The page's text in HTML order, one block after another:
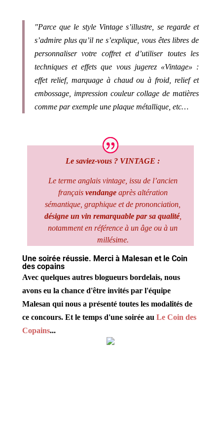
"Parce que le style Vintage s’illustre, se regarde et
s’admire plus qu’il ne s’explique, vous êtes libres de
personnaliser votre coffret et d’utiliser toutes les
techniques et effets que vous jugerez «Vintage» :
effet relief, marquage à chaud ou à froid, relief et
embossage, impression couleur collage de matières
comme par exemple une plaque métallique, etc…
Le saviez-vous ? VINTAGE :
Le terme anglais vintage, issu de l’ancien
français vendangeaprès altération
sémantique, graphique et de prononciation,
désigne un vin remarquable par sa qualité,
notamment en référence à un âge ou à un
millésime.
Une soirée réussie. Merci à Malesan et le Coin
des copains
Avec quelques autres blogueurs bordelais, nous
avons eu la chance d'être invités par l'équipe
Malesan qui nous a présenté toutes les modalités de
ce concours. Et le temps d'une soirée au Le Coin des
Copains...